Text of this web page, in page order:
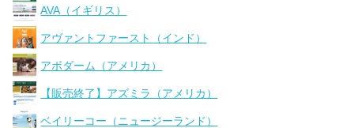
AVA（イギリス）
アヴァントファースト（インド）
アボダーム（アメリカ）
【販売終了】アズミラ（アメリカ）
ベイリーコー（ニュージーランド）